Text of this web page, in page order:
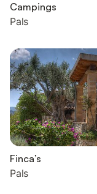
Campings
Pals
Finca’s
Pals